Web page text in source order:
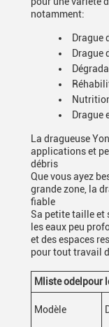
notamment:
Drague
Drague
Drague
La dragueuse
applications et
débris
Que vous ayez
grande zone, la
fiable
Sa petite taille et
les eaux peu
et des espaces
pour tout travail
M liste odel pour
Modèle